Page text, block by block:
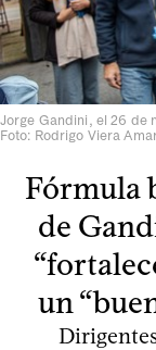
Jorge Gandini, el 26 de
Foto: Rodrigo Viera
Fórmula
de
un